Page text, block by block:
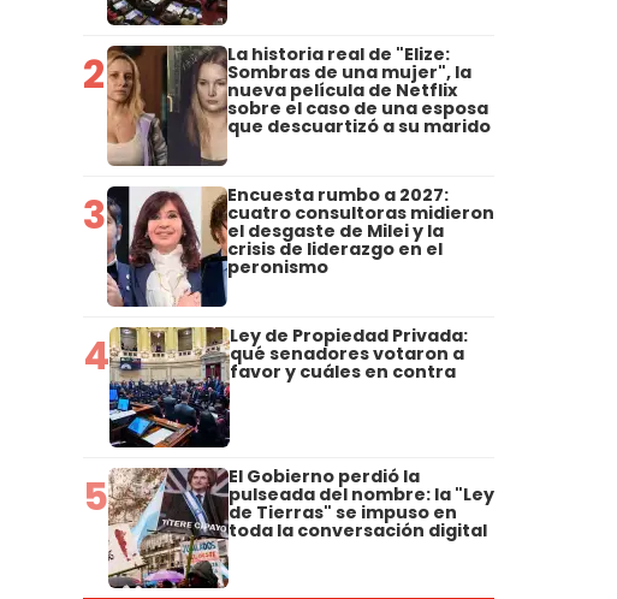
2 La historia real de "Elize:
Sombras de una mujer", la
nueva película de Netflix
sobre el caso de una esposa
que descuartizó a su marido
3 Encuesta rumbo a 2027:
cuatro consultoras midieron
el desgaste de Milei y la
crisis de liderazgo en el
peronismo
4 Ley de Propiedad Privada:
qué senadores votaron a
favor y cuáles en contra
5 El Gobierno perdió la
pulseada del nombre: la "Ley
de Tierras" se impuso en
toda la conversación digital